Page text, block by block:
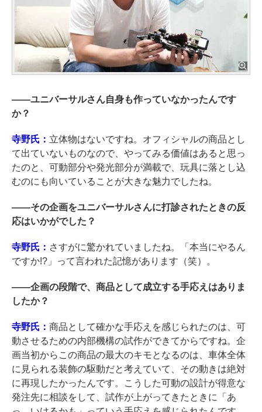
――ユニバーサルさん自身も作っていなかったんです
か？
寺野氏： 立体物はないですね。オフィシャルの商品とし
て出ていないものなので、やってみる価値はあると思っ
たのと、可動部分や発光部分が満載で、玩具に落とし込
むのにも向いていることが大きな魅力でしたね。
――その企画をユニバーサルさんに打診されたときの反
応はいかがでした？
寺野氏： さすがに驚かれていましたね。「本当にやるん
ですか!?」って言われた記憶があります（笑）。
――企画の段階で、商品として成立する手応えはありま
したか？
寺野氏： 商品として確かな手応えを感じられたのは、可
動させるための内部機構の試作ができてからですね。企
画当初からこの商品の最大のキモとなるのは、車体全体
に見られる装飾の駆動だと考えていて、その動きは絶対
に再現したかったんです。こうした可動の設計が得意な
発注先に相談をして、試作が上がってきたときに「あ